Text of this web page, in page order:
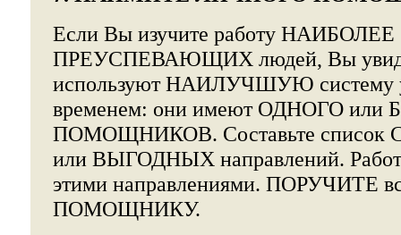
Если Вы изучите работу НАИБОЛЕЕ
ПРЕУСПЕВАЮЩИХ людей, Вы
используют НАИЛУЧШУЮ систему
временем: они имеют ОДНОГО или
ПОМОЩНИКОВ. Составьте
или ВЫГОДНЫХ направлений.
этими направлениями. ПОРУЧИТЕ
ПОМОЩНИКУ.